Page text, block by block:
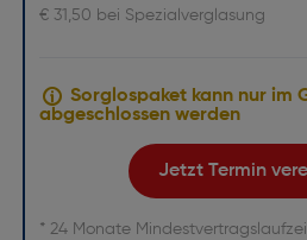
€ 31,50 bei Spezialverglasung
Sorglospaket kann nur im
abgeschlossen werden
Jetzt Termin
* 24 Monate